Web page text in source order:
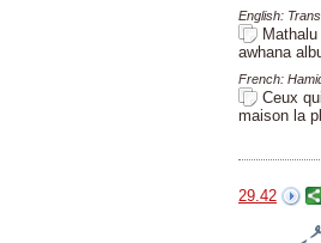
English:
awhana
French:
Ceux
maison la
29.42